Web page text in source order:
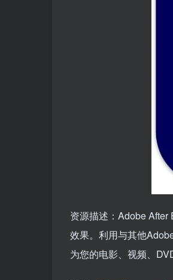
资源描述：Adobe
效果。利用与其他
为您的电影、视频、